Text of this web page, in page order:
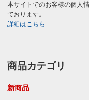
本サイトでのお客様の個人
ております。
詳細はこちら
商品カテゴリ
新商品